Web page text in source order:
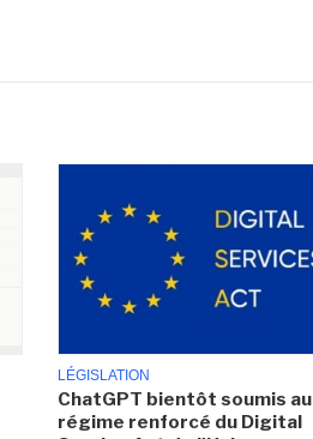
LÉGISLATION
ChatGPT bientôt soumis au
régime renforcé du Digital